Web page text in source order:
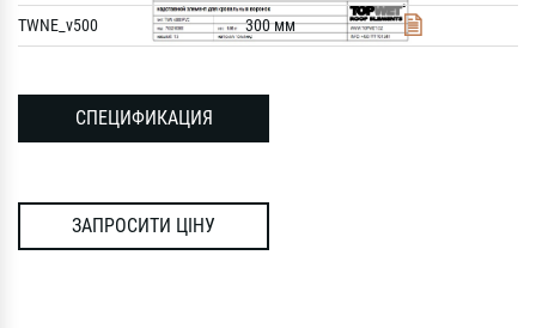
TWNE_v500 300 мм
СПЕЦИФИКАЦИЯ
ЗАПРОСИТИ ЦІНУ